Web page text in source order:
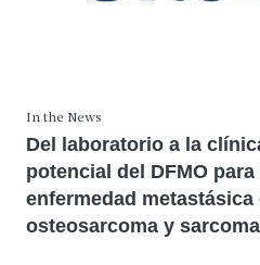
In the News
Del laboratorio a la
potencial del DFMO
enfermedad
osteosarcoma y